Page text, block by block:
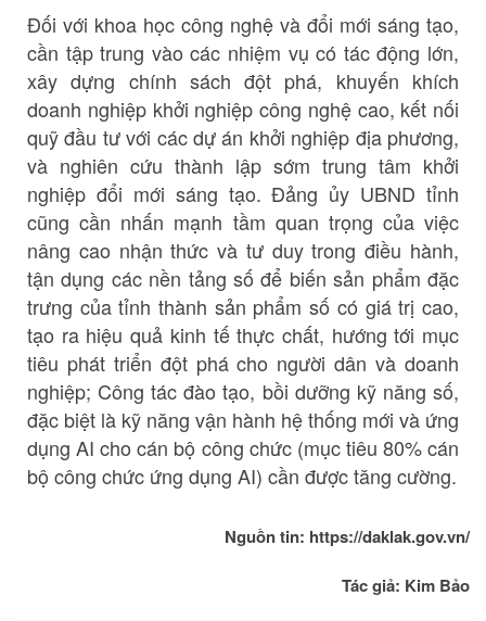
Đối với khoa học công nghệ và đổi mới sáng tạo,
cần tập trung vào các nhiệm vụ có tác động lớn,
xây dựng chính sách đột phá, khuyến khích
doanh nghiệp khởi nghiệp công nghệ cao, kết nối
quỹ đầu tư với các dự án khởi nghiệp địa phương,
và nghiên cứu thành lập sớm trung tâm khởi
nghiệp đổi mới sáng tạo. Đảng ủy UBND tỉnh
cũng cần nhấn mạnh tầm quan trọng của việc
nâng cao nhận thức và tư duy trong điều hành,
tận dụng các nền tảng số để biến sản phẩm đặc
trưng của tỉnh thành sản phẩm số có giá trị cao,
tạo ra hiệu quả kinh tế thực chất, hướng tới mục
tiêu phát triển đột phá cho người dân và doanh
nghiệp; Công tác đào tạo, bồi dưỡng kỹ năng số,
đặc biệt là kỹ năng vận hành hệ thống mới và ứng
dụng AI cho cán bộ công chức (mục tiêu 80% cán
bộ công chức ứng dụng AI) cần được tăng cường.
Nguồn tin: https://daklak.gov.vn/
Tác giả: Kim Bảo